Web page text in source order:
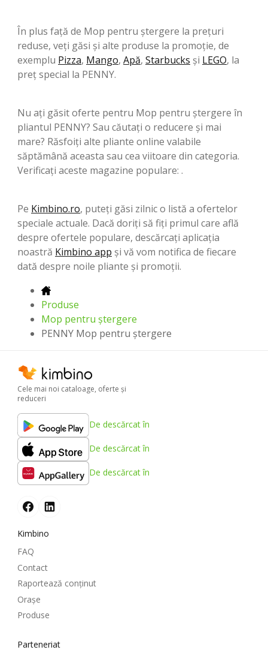
În plus față de Mop pentru ștergere la prețuri
reduse, veți găsi și alte produse la promoție, de
exemplu Pizza, Mango, Apă, Starbucks şi LEGO, la
preț special la PENNY.
Nu ați găsit oferte pentru Mop pentru ștergere în
pliantul PENNY? Sau căutați o reducere și mai
mare? Răsfoiți alte pliante online valabile
săptămână aceasta sau cea viitoare din categoria.
Verificați aceste magazine populare: .
Pe Kimbino.ro, puteți găsi zilnic o listă a ofertelor
speciale actuale. Dacă doriți să fiți primul care află
despre ofertele populare, descărcați aplicația
noastră Kimbino app și vă vom notifica de fiecare
dată despre noile pliante și promoții.
Produse
Mop pentru ștergere
PENNY Mop pentru ștergere
Cele mai noi cataloage, oferte şi
reduceri
De descărcat în
De descărcat în
De descărcat în
Kimbino
FAQ
Contact
Raportează conținut
Oraşe
Produse
Parteneriat